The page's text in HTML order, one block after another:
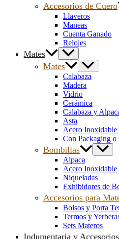
Accesorios de Cuero
Llaveros
Maneas
Cuenta Ganado
Relojes
Mates
Mates
Calabaza
Madera
Vidrio
Cerámica
Calabaza y
Asta
Acero
Con Packaging o
Bombillas
Alpaca
Acero Inoxidable
Niqueladas
Exhibidores de
Accesorios para
Bolsos y Porta
Termos y
Sets Materos
Indumentaria y Accesorios